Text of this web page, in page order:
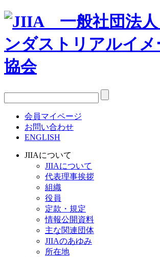
会員マイページ
お問い合わせ
ENGLISH
JIIAについて
JIIAについて
代表理事挨拶
組織
役員
定款・規定
情報公開資料
主な関連団体
JIIAのあゆみ
所在地